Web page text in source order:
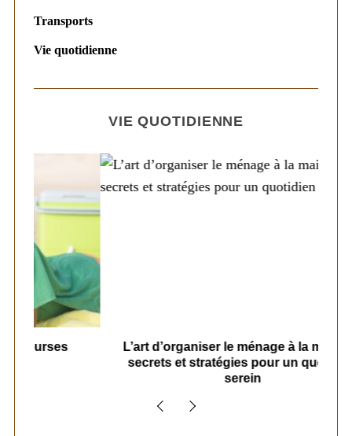
Transports
Vie quotidienne
VIE QUOTIDIENNE
L’art d’organiser le ménage à la maison :
secrets et stratégies pour un quotidien